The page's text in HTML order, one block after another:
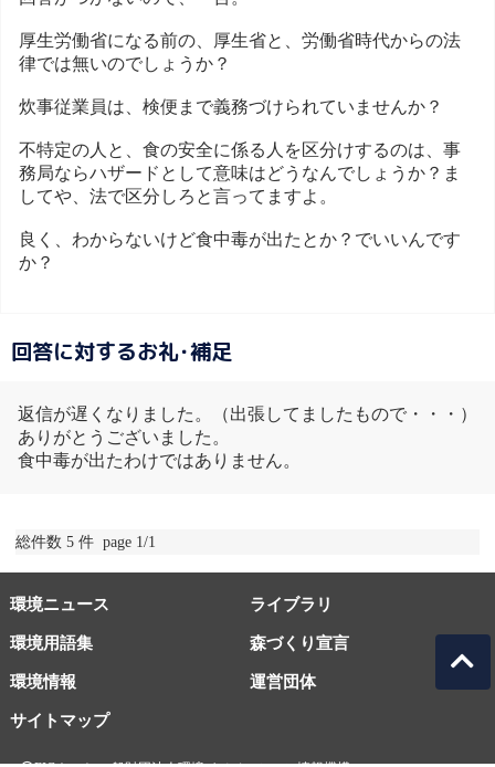
厚生労働省になる前の、厚生省と、労働省時代からの法
律では無いのでしょうか？
炊事従業員は、検便まで義務づけられていませんか？
不特定の人と、食の安全に係る人を区分けするのは、事
務局ならハザードとして意味はどうなんでしょうか？ま
してや、法で区分しろと言ってますよ。
良く、わからないけど食中毒が出たとか？でいいんです
か？
回答に対するお礼･補足
返信が遅くなりました。（出張してましたもので・・・）
ありがとうございました。
食中毒が出たわけではありません。
総件数 5 件 page 1/1
環境ニュース ライブラリ
環境用語集 森づくり宣言
環境情報
サイトマップ
運営団体